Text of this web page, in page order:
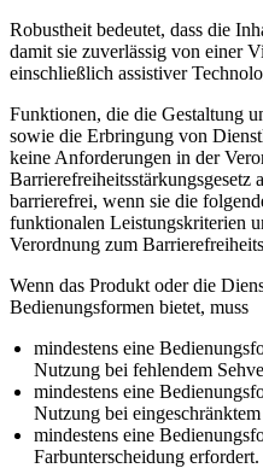
Robustheit bedeutet, dass die
damit sie zuverlässig von einer
einschließlich assistiver
Funktionen, die die Gestaltung
sowie die Erbringung von
keine Anforderungen in der
Barrierefreiheitsstärkungsgesetz
barrierefrei, wenn sie die
funktionalen Leistungskriterien
Verordnung zum
Wenn das Produkt oder die
Bedienungsformen bietet, muss
mindestens eine
Nutzung bei fehlendem
mindestens eine
Nutzung bei
mindestens eine
Farbunterscheidung erfordert.